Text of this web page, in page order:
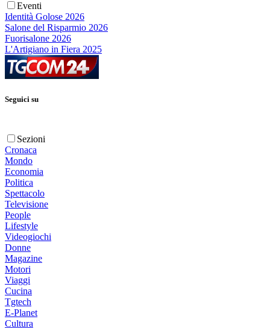
Eventi
Identità Golose 2026
Salone del Risparmio 2026
Fuorisalone 2026
L'Artigiano in Fiera 2025
Seguici su
Sezioni
Cronaca
Mondo
Economia
Politica
Spettacolo
Televisione
People
Lifestyle
Videogiochi
Donne
Magazine
Motori
Viaggi
Cucina
Tgtech
E-Planet
Cultura